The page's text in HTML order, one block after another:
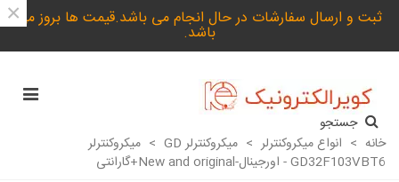
ثبت و ارسال سفارشات در حال انجام می باشد.قیمت ها بروز می
باشد.
×
جستجو
خانه > انواع میکروکنترلر > میکروکنترلر GD > میکروکنترلر
GD32F103VBT6 - اورجینال-New and original+گارانتی